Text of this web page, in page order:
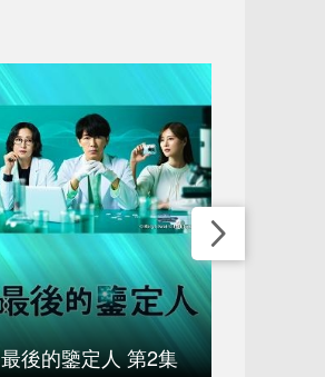
最後的鑒定人 第2集